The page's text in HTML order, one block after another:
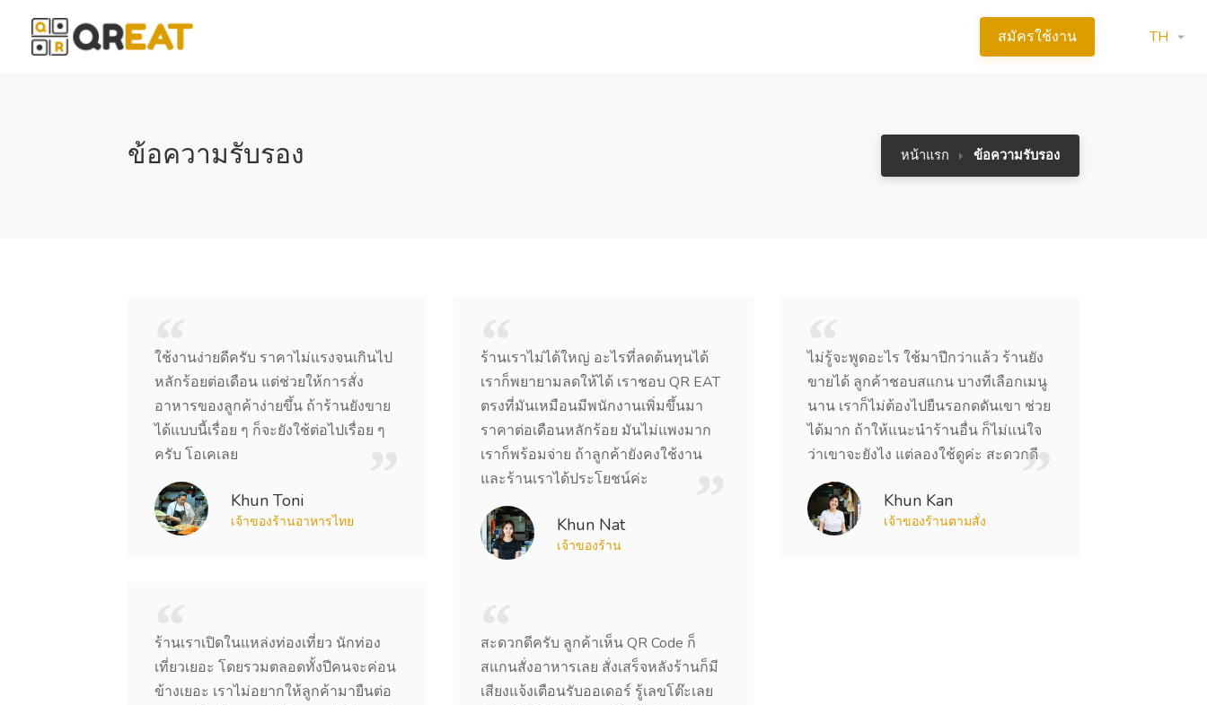
สมัครใช้งาน TH
ข้อความรับรอง หน้าแรก ข้อความรับรอง
ใช้งานง่ายดีครับ ราคาไม่แรงจนเกินไป
หลักร้อยต่อเดือน แต่ช่วยให้การสั่ง
อาหารของลูกค้าง่ายขึ้น ถ้าร้านยังขาย
ได้แบบนี้เรื่อย ๆ ก็จะยังใช้ต่อไปเรื่อย ๆ
ครับ โอเคเลย
Khun Toni
เจ้าของร้านอาหารไทย
ร้านเราไม่ได้ใหญ่ อะไรที่ลดต้นทุนได้
เราก็พยายามลดให้ได้ เราชอบ QR EAT
ตรงที่มันเหมือนมีพนักงานเพิ่มขึ้นมา
ราคาต่อเดือนหลักร้อย มันไม่แพงมาก
เราก็พร้อมจ่าย ถ้าลูกค้ายังคงใช้งาน
และร้านเราได้ประโยชน์ค่ะ
Khun Nat
เจ้าของร้าน
ไม่รู้จะพูดอะไร ใช้มาปีกว่าแล้ว ร้านยัง
ขายได้ ลูกค้าชอบสแกน บางทีเลือกเมนู
นาน เราก็ไม่ต้องไปยืนรอกดดันเขา ช่วย
ได้มาก ถ้าให้แนะนำร้านอื่น ก็ไม่แน่ใจ
ว่าเขาจะยังไง แต่ลองใช้ดูค่ะ สะดวกดี
Khun Kan
เจ้าของร้านตามสั่ง
ร้านเราเปิดในแหล่งท่องเที่ยว นักท่อง
เที่ยวเยอะ โดยรวมตลอดทั้งปีคนจะค่อน
ข้างเยอะ เราไม่อยากให้ลูกค้ามายืนต่อ
สะดวกดีครับ ลูกค้าเห็น QR Code ก็
สแกนสั่งอาหารเลย สั่งเสร็จหลังร้านก็มี
เสียงแจ้งเตือนรับออเดอร์ รู้เลขโต๊ะเลย